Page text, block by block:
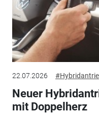
22.07.2026
Neuer
mit Doppelherz